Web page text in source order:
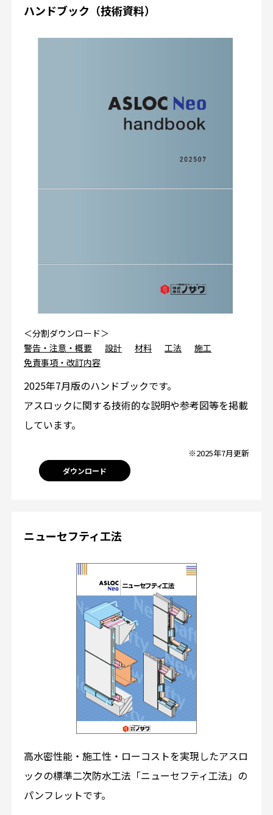
ハンドブック（技術資料）
＜分割ダウンロード＞
警告・注意・概要
設計 材料 工法
施工
免責事項・改訂内容
2025年7月版のハンドブックです。
アスロックに関する技術的な説明や参考図等を掲載
しています。
※2025年7月更新
ダウンロード
ニューセフティ工法
高水密性能・施工性・ローコストを実現したアスロ
ックの標準二次防水工法「ニューセフティ工法」の
パンフレットです。